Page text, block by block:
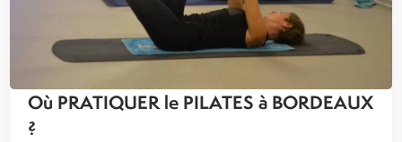
Où PRATIQUER le PILATES à BORDEAUX
?